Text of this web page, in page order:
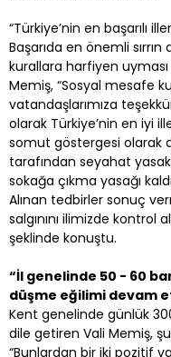
“Türkiye’nin en başarılı
Başarıda en önemli sırrın
kurallara harfiyen
Memiş, “Sosyal mesafe
vatandaşlarımıza
olarak Türkiye’nin en iyi
somut göstergesi olarak
tarafından seyahat
sokağa çıkma yasağı
Alınan tedbirler sonuç
salgınını ilimizde kontrol
şeklinde konuştu.
“İl genelinde 50 - 60
düşme eğilimi devam
Kent genelinde günlük
dile getiren Vali Memiş,
“Bunlardan bir iki pozitif